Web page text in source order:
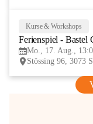
Kurse & Workshops
Ferienspiel - Bastel
Mo., 17. Aug.,
Stössing 96, 3073